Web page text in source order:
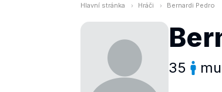
Hlavní stránka Hráči Bernardi Pedro
35